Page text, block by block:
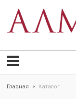
Главная > Каталог